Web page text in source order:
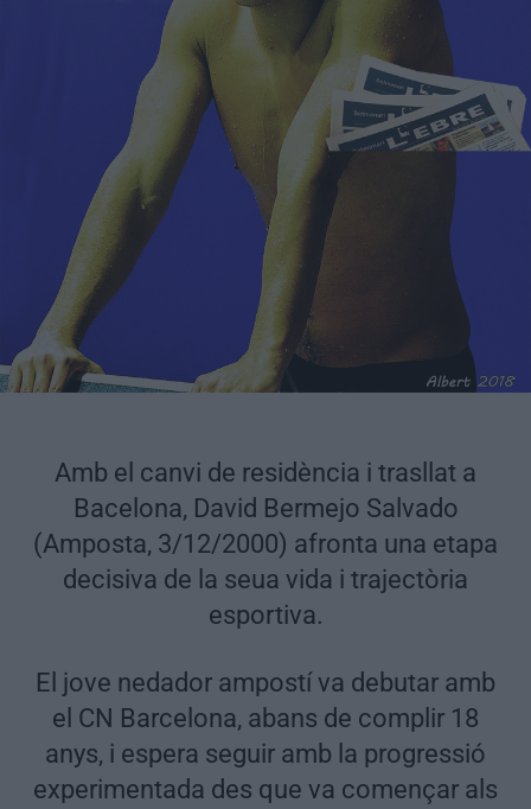
Amb el canvi de residència i trasllat a
Bacelona, David Bermejo Salvado
(Amposta, 3/12/2000) afronta una etapa
decisiva de la seua vida i trajectòria
esportiva.
El jove nedador ampostí va debutar amb
el CN Barcelona, abans de complir 18
anys, i espera seguir amb la progressió
experimentada des que va començar als